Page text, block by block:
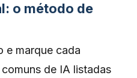
o método de
e marque cada
de IA listadas